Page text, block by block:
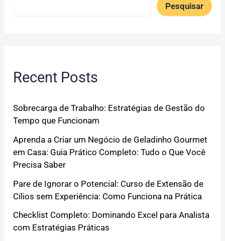
Pesquisar
Recent Posts
Sobrecarga de Trabalho: Estratégias de Gestão do
Tempo que Funcionam
Aprenda a Criar um Negócio de Geladinho Gourmet
em Casa: Guia Prático Completo: Tudo o Que Você
Precisa Saber
Pare de Ignorar o Potencial: Curso de Extensão de
Cílios sem Experiência: Como Funciona na Prática
Checklist Completo: Dominando Excel para Analista
com Estratégias Práticas